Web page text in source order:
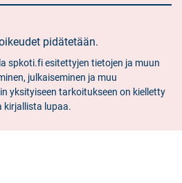
pidätetään.
spkoti.fi esitettyjen tietojen ja muun
julkaiseminen ja muu
yksityiseen tarkoitukseen on kielletty
kirjallista lupaa.